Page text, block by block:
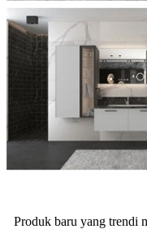
Produk baru yang trendi